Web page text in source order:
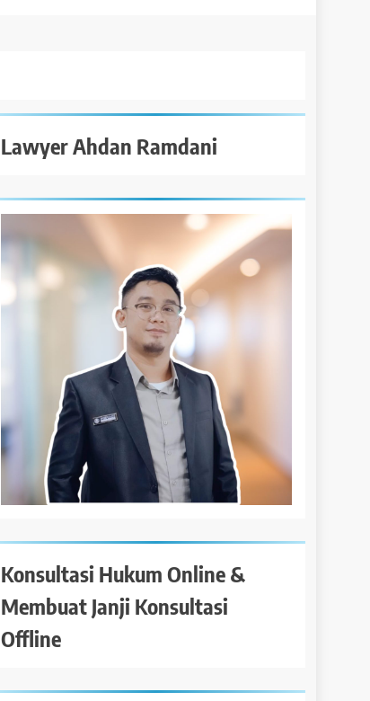
Lawyer Ahdan Ramdani
Konsultasi Hukum Online &
Membuat Janji Konsultasi
Offline